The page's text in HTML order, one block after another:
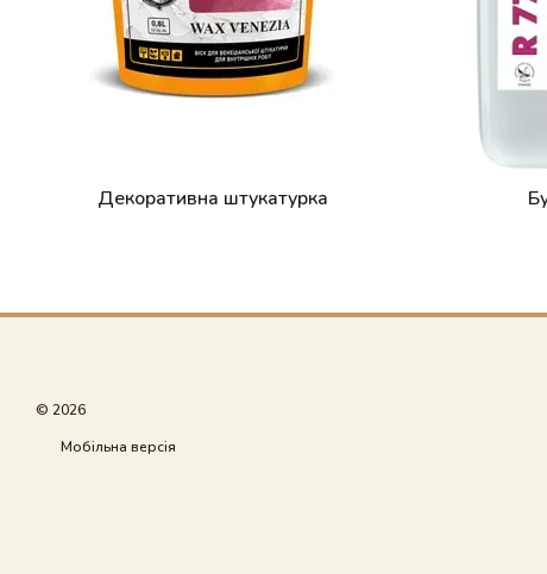
Декоративна штукатурка
© 2026
Мобільна версія